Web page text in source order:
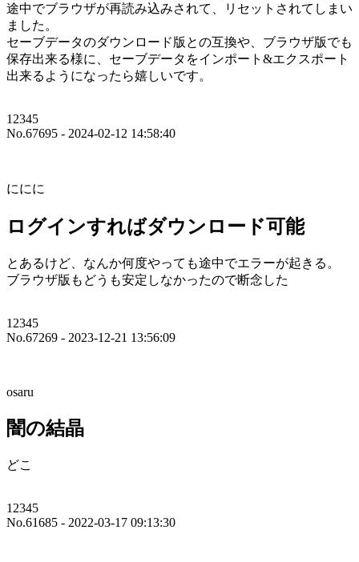
途中でブラウザが再読み込みされて、リセットされてしまい
ました。
セーブデータのダウンロード版との互換や、ブラウザ版でも
保存出来る様に、セーブデータをインポート&エクスポート
出来るようになったら嬉しいです。
12345
No.67695 - 2024-02-12 14:58:40
ににに
ログインすればダウンロード可能
とあるけど、なんか何度やっても途中でエラーが起きる。
ブラウザ版もどうも安定しなかったので断念した
12345
No.67269 - 2023-12-21 13:56:09
osaru
闇の結晶
どこ
12345
No.61685 - 2022-03-17 09:13:30